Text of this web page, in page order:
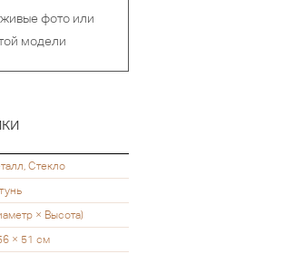
фото или
модели
Стекло
× Высота)
× 51 см